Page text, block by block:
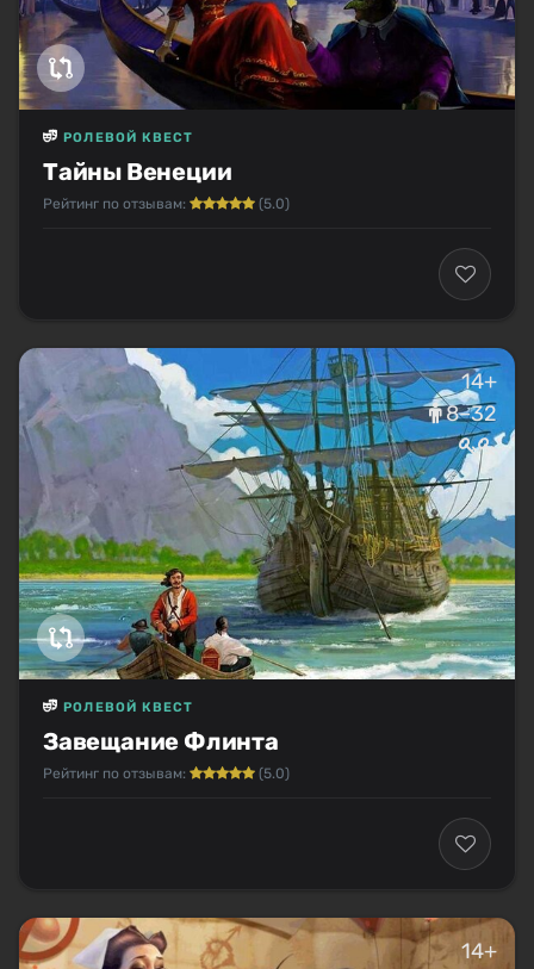
Тайны Венеции
РОЛЕВОЙ КВЕСТ
Рейтинг по отзывам: (5.0)
14+
8–32
Завещание Флинта
РОЛЕВОЙ КВЕСТ
Рейтинг по отзывам: (5.0)
14+